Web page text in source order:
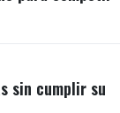
sin cumplir su